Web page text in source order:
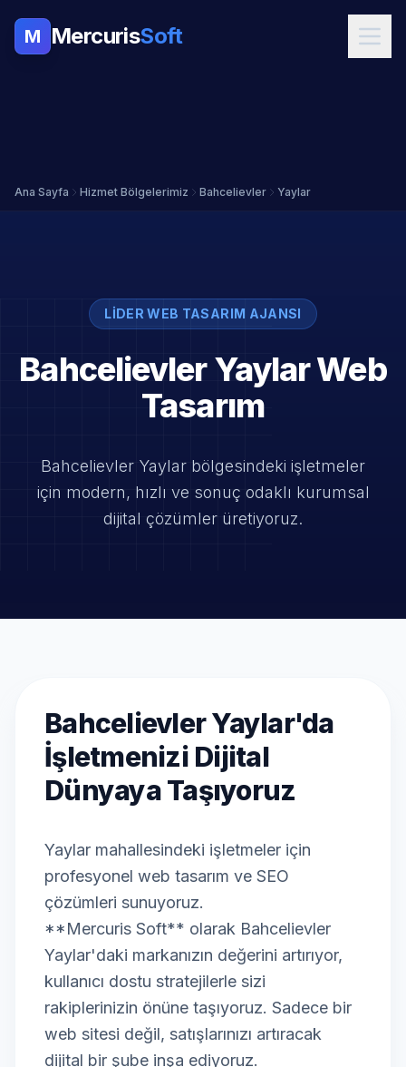
M MercurisSoft
Ana Sayfa Hizmet Bölgelerimiz Bahcelievler Yaylar
LIDER WEB TASARIM AJANSI
Bahcelievler Yaylar Web
Tasarım
Bahcelievler Yaylar bölgesindeki işletmeler
için modern, hızlı ve sonuç odaklı kurumsal
dijital çözümler üretiyoruz.
Bahcelievler Yaylar'da
İşletmenizi Dijital
Dünyaya Taşıyoruz
Yaylar mahallesindeki işletmeler için
profesyonel web tasarım ve SEO
çözümleri sunuyoruz.
**Mercuris Soft** olarak Bahcelievler
Yaylar'daki markanızın değerini artırıyor,
kullanıcı dostu stratejilerle sizi
rakiplerinizin önüne taşıyoruz. Sadece bir
web sitesi değil, satışlarınızı artıracak
dijital bir şube inşa ediyoruz.